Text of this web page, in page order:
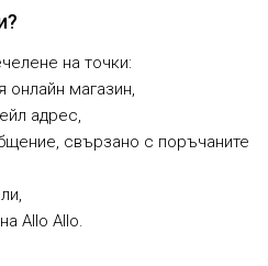
на точки:
онлайн магазин,
адрес,
свързано с поръчаните
Allo Allo.